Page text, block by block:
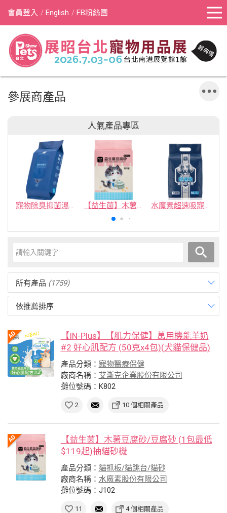
會員登入 English FB粉絲團
參展商產品
人氣產品專區
寵物除臭抑菌濕紙巾／30抽／無味【4包100】 【益生菌】木薯豆腐砂/豆腐砂 (1包最低$119起)抽貓砂機 水魔素超速吸寵物尿布墊買1送1
所有產品 (1759)
依推薦排序
【IN-Plus】【肌力保健】萬用機能羊奶
#2 好心肌配方 (50克x4包)(犬貓保健品)
產品分類： 寵物醫療保健
廠商名稱： 艾澌克企業股份有限公司
攤位號碼：K802
2 10 個相關產品
【益生菌】木薯豆腐砂/豆腐砂 (1包最低
$119起)抽貓砂機
產品分類： 貓抓板/貓跳台/貓砂
廠商名稱： 水魔素股份有限公司
攤位號碼：J102
11 4 個相關產品